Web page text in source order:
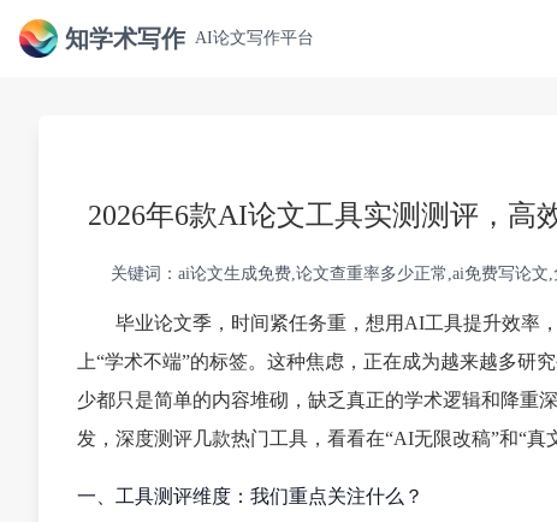
知学术写作 AI论文写作平台
2026年6款AI论文工具实测测评，高
关键词：ai论文生成免费,论文查重率多少正常,ai免费写论
毕业论文季，时间紧任务重，想用AI工具提升效率
上“学术不端”的标签。这种焦虑，正在成为越来越多研
少都只是简单的内容堆砌，缺乏真正的学术逻辑和降重
发，深度测评几款热门工具，看看在“AI无限改稿”和“真
一、工具测评维度：我们重点关注什么？